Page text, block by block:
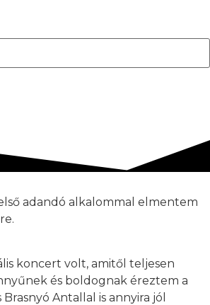
adandó alkalommal elmentem
koncert volt, amitől teljesen
és boldognak éreztem a
Antallal is annyira jól